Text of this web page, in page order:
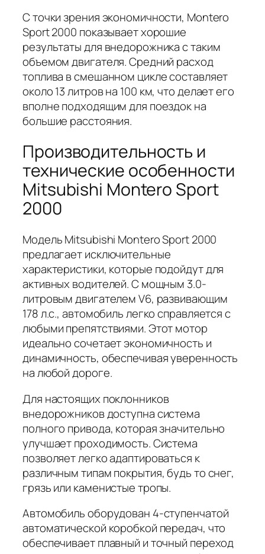
С точки зрения экономичности, Montero
Sport 2000 показывает хорошие
результаты для внедорожника с таким
объемом двигателя. Средний расход
топлива в смешанном цикле составляет
около 13 литров на 100 км, что делает его
вполне подходящим для поездок на
большие расстояния.
Производительность и
технические особенности
Mitsubishi Montero Sport
2000
Модель Mitsubishi Montero Sport 2000
предлагает исключительные
характеристики, которые подойдут для
активных водителей. С мощным 3.0-
литровым двигателем V6, развивающим
178 л.с., автомобиль легко справляется с
любыми препятствиями. Этот мотор
идеально сочетает экономичность и
динамичность, обеспечивая уверенность
на любой дороге.
Для настоящих поклонников
внедорожников доступна система
полного привода, которая значительно
улучшает проходимость. Система
позволяет легко адаптироваться к
различным типам покрытия, будь то снег,
грязь или каменистые тропы.
Автомобиль оборудован 4-ступенчатой
автоматической коробкой передач, что
обеспечивает плавный и точный переход